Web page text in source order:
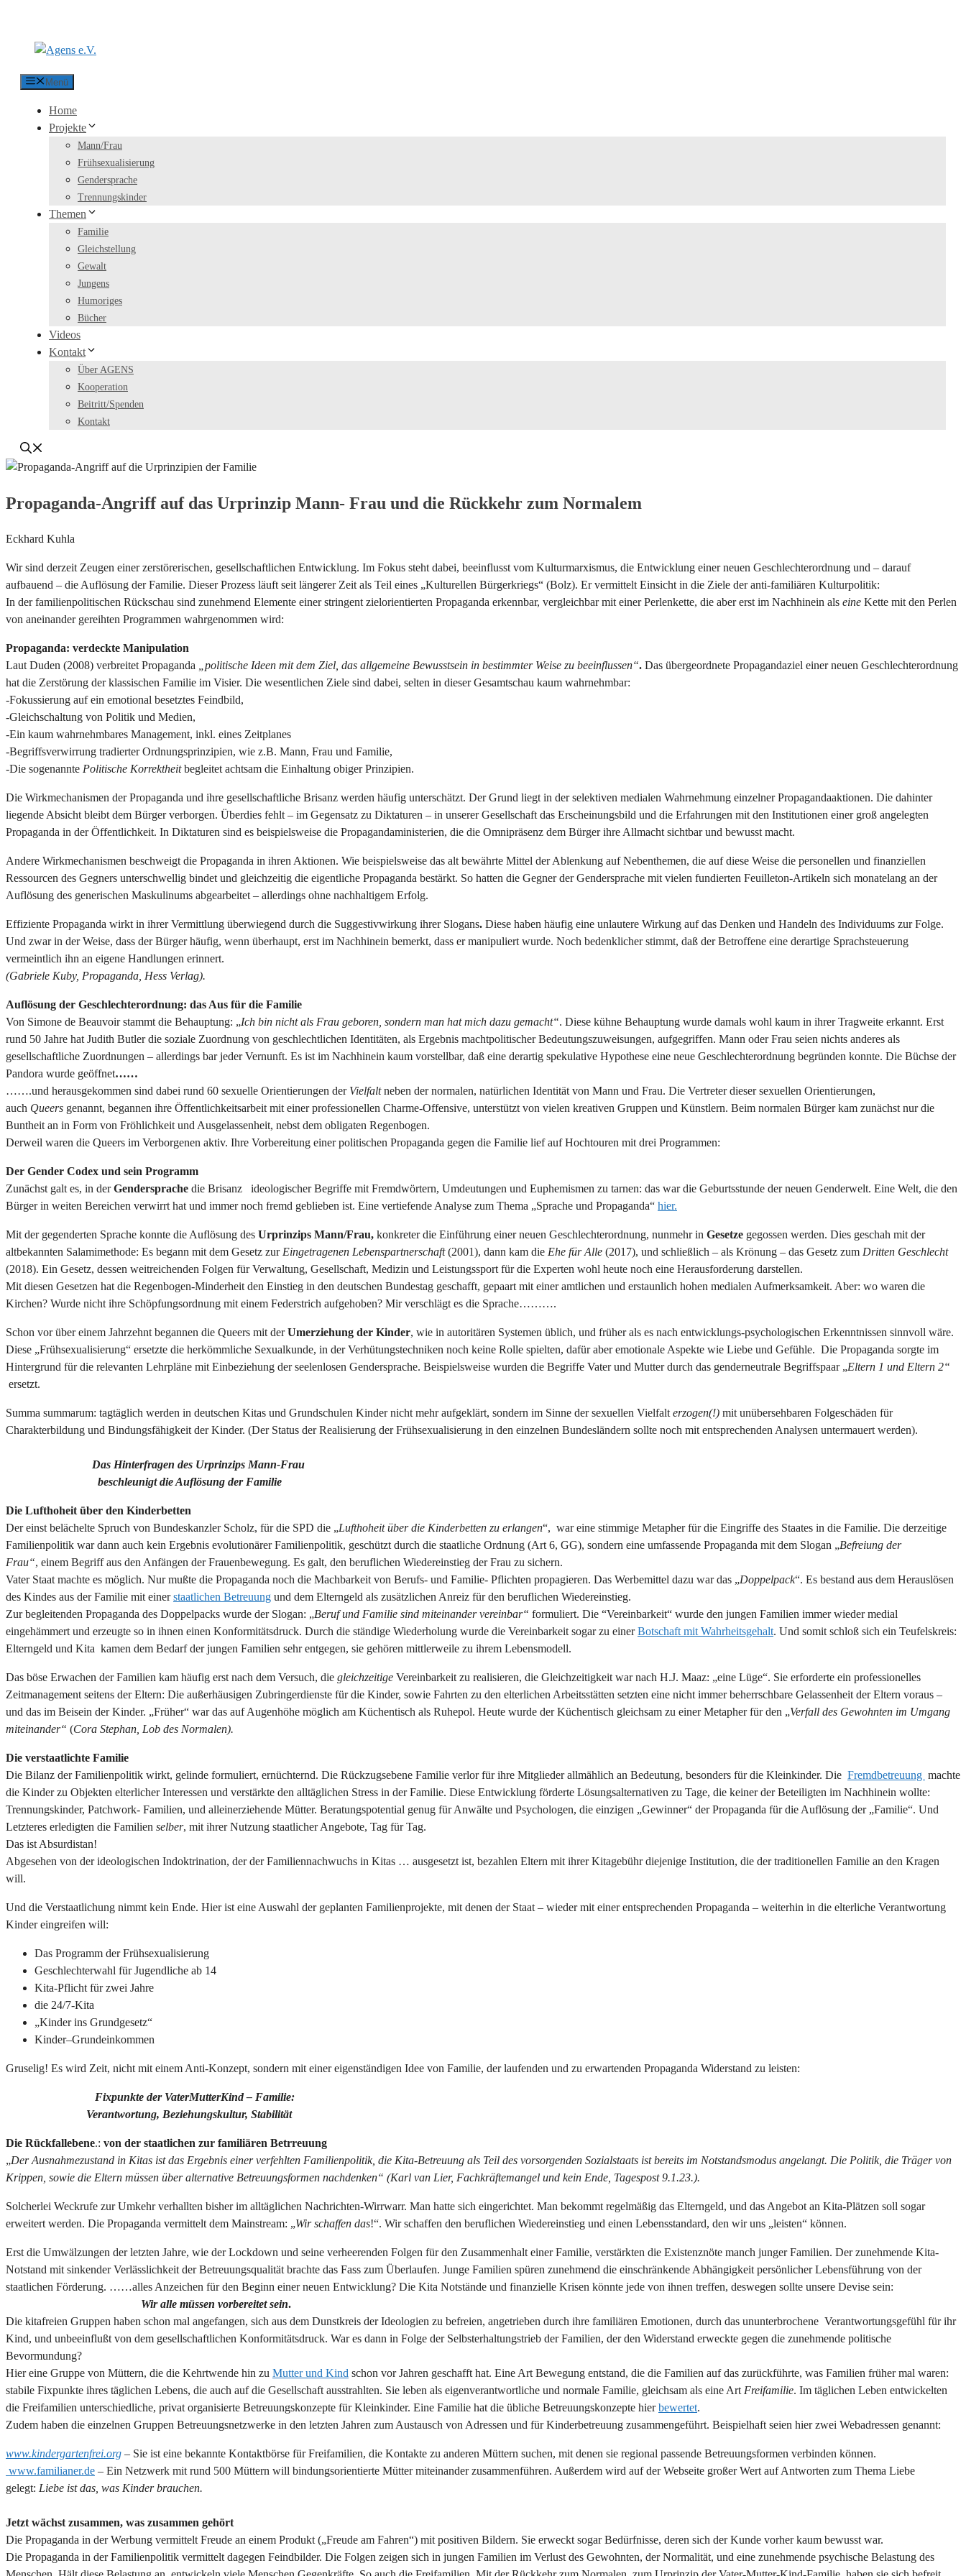
Menü
Home
Projekte
Mann/Frau
Frühsexualisierung
Gendersprache
Trennungskinder
Themen
Familie
Gleichstellung
Gewalt
Jungens
Humoriges
Bücher
Videos
Kontakt
Über AGENS
Kooperation
Beitritt/Spenden
Kontakt
Propaganda-Angriff auf das Urprinzip Mann- Frau und die Rückkehr zum Normalem
Eckhard Kuhla
Wir sind derzeit Zeugen einer zerstörerischen, gesellschaftlichen Entwicklung. Im Fokus steht dabei, beeinflusst vom Kulturmarxismus, die Entwicklung einer neuen Geschlechterordnung und – darauf
aufbauend – die Auflösung der Familie. Dieser Prozess läuft seit längerer Zeit als Teil eines „Kulturellen Bürgerkriegs“ (Bolz). Er vermittelt Einsicht in die Ziele der anti-familiären Kulturpolitik:
In der familienpolitischen Rückschau sind zunehmend Elemente einer stringent zielorientierten Propaganda erkennbar, vergleichbar mit einer Perlenkette, die aber erst im Nachhinein als eine Kette mit den Perlen
von aneinander gereihten Programmen wahrgenommen wird:
Propaganda: verdeckte Manipulation
Laut Duden (2008) verbreitet Propaganda
„politische Ideen mit dem Ziel, das allgemeine Bewusstsein in bestimmter Weise zu beeinflussen“. Das übergeordnete Propagandaziel einer neuen Geschlechterordnung
hat die Zerstörung der klassischen Familie im Visier. Die wesentlichen Ziele sind dabei, selten in dieser Gesamtschau kaum wahrnehmbar:
-Fokussierung auf ein emotional besetztes Feindbild,
-Gleichschaltung von Politik und Medien,
-Ein kaum wahrnehmbares Management, inkl. eines Zeitplanes
-Begriffsverwirrung tradierter Ordnungsprinzipien, wie z.B. Mann, Frau und Familie,
-Die sogenannte Politische Korrektheitbegleitet achtsam die Einhaltung obiger Prinzipien.
Die Wirkmechanismen der Propaganda und ihre gesellschaftliche Brisanz werden häufig unterschätzt. Der Grund liegt in der selektiven medialen Wahrnehmung einzelner Propagandaaktionen. Die dahinter
liegende Absicht bleibt dem Bürger verborgen. Überdies fehlt – im Gegensatz zu Diktaturen – in unserer Gesellschaft das Erscheinungsbild und die Erfahrungen mit den Institutionen einer groß angelegten
Propaganda in der Öffentlichkeit. In Diktaturen sind es beispielsweise die Propagandaministerien, die die Omnipräsenz dem Bürger ihre Allmacht sichtbar und bewusst macht.
Andere Wirkmechanismen beschweigt die Propaganda in ihren Aktionen. Wie beispielsweise das alt bewährte Mittel der Ablenkung auf Nebenthemen, die auf diese Weise die personellen und finanziellen
Ressourcen des Gegners unterschwellig bindet und gleichzeitig die eigentliche Propaganda bestärkt. So hatten die Gegner der Gendersprache mit vielen fundierten Feuilleton-Artikeln sich monatelang an der
Auflösung des generischen Maskulinums abgearbeitet – allerdings ohne nachhaltigem Erfolg.
Effiziente Propaganda wirkt in ihrer Vermittlung überwiegend durch die Suggestivwirkung ihrer Slogans. Diese haben häufig eine unlautere Wirkung auf das Denken und Handeln des Individuums zur Folge.
Und zwar in der Weise, dass der Bürger häufig, wenn überhaupt, erst im Nachhinein bemerkt, dass er manipuliert wurde. Noch bedenklicher stimmt, daß der Betroffene eine derartige Sprachsteuerung
vermeintlich ihn an eigene Handlungen erinnert.
(Gabriele Kuby, Propaganda, Hess Verlag).
Auflösung der Geschlechterordnung: das Aus für die Familie
Von Simone de Beauvoir stammt die Behauptung: „Ich bin nicht als Frau geboren, sondern man hat mich dazu gemacht“. Diese kühne Behauptung wurde damals wohl kaum in ihrer Tragweite erkannt. Erst
rund 50 Jahre hat Judith Butler die soziale Zuordnung von geschlechtlichen Identitäten, als Ergebnis machtpolitischer Bedeutungszuweisungen, aufgegriffen. Mann oder Frau seien nichts anderes als
gesellschaftliche Zuordnungen – allerdings bar jeder Vernunft. Es ist im Nachhinein kaum vorstellbar, daß eine derartig spekulative Hypothese eine neue Geschlechterordnung begründen konnte. Die Büchse der
Pandora wurde geöffnet……
…….und herausgekommen sind dabei rund 60 sexuelle Orientierungen der Vielfaltneben der normalen, natürlichen Identität von Mann und Frau. Die Vertreter dieser sexuellen Orientierungen,
auch Queers genannt, begannen ihre Öffentlichkeitsarbeit mit einer professionellen Charme-Offensive, unterstützt von vielen kreativen Gruppen und Künstlern. Beim normalen Bürger kam zunächst nur die
Buntheit an in Form von Fröhlichkeit und Ausgelassenheit, nebst dem obligaten Regenbogen.
Derweil waren die Queers im Verborgenen aktiv. Ihre Vorbereitung einer politischen Propaganda gegen die Familie lief auf Hochtouren mit drei Programmen:
Der Gender Codex und sein Programm
Zunächst galt es, in derGendersprache die Brisanz ideologischer Begriffe mit Fremdwörtern, Umdeutungen und Euphemismen zu tarnen: das war die Geburtsstunde der neuen Genderwelt. Eine Welt, die den
Bürger in weiten Bereichen verwirrt hat und immer noch fremd geblieben ist. Eine vertiefende Analyse zum Thema „Sprache und Propaganda“ hier.
Mit der gegenderten Sprache konnte die Auflösung des Urprinzips Mann/Frau, konkreter die Einführung einer neuen Geschlechterordnung, nunmehr in Gesetze gegossen werden. Dies geschah mit der
altbekannten Salamimethode: Es begann mit dem Gesetz zur Eingetragenen Lebenspartnerschaft(2001), dann kam die Ehe für Alle (2017), und schließlich – als Krönung – das Gesetz zum Dritten Geschlecht
(2018). Ein Gesetz, dessen weitreichenden Folgen für Verwaltung, Gesellschaft, Medizin und Leistungssport für die Experten wohl heute noch eine Herausforderung darstellen.
Mit diesen Gesetzen hat die Regenbogen-Minderheit den Einstieg in den deutschen Bundestag geschafft, gepaart mit einer amtlichen und erstaunlich hohen medialen Aufmerksamkeit. Aber: wo waren die
Kirchen? Wurde nicht ihre Schöpfungsordnung mit einem Federstrich aufgehoben? Mir verschlägt es die Sprache……….
Schon vor über einem Jahrzehnt begannen die Queers mit derUmerziehung der Kinder, wie in autoritären Systemen üblich, und früher als es nach entwicklungs-psychologischen Erkenntnissen sinnvoll wäre.
Diese „Frühsexualisierung“ ersetzte die herkömmliche Sexualkunde, in der Verhütungstechniken noch keine Rolle spielten, dafür aber emotionale Aspekte wie Liebe und Gefühle. Die Propaganda sorgte im
Hintergrund für die relevanten Lehrpläne mit Einbeziehung der seelenlosen Gendersprache. Beispielsweise wurden die Begriffe Vater und Mutter durch das genderneutrale Begriffspaar „Eltern 1 und Eltern 2“
ersetzt.
Summa summarum: tagtäglich werden in deutschen Kitas und Grundschulen Kinder nicht mehr aufgeklärt, sondern im Sinne der sexuellen Vielfalt erzogen(!) mit unübersehbaren Folgeschäden für
Charakterbildung und Bindungsfähigkeit der Kinder. (Der Status der Realisierung der Frühsexualisierung in den einzelnen Bundesländern sollte noch mit entsprechenden Analysen untermauert werden).
Das Hinterfragen des Urprinzips Mann-Frau
beschleunigt die Auflösung der Familie
Die Lufthoheit über den Kinderbetten
Der einst belächelte Spruch von Bundeskanzler Scholz, für die SPD die „Lufthoheit über die Kinderbetten zu erlangen“, war eine stimmige Metapher für die Eingriffe des Staates in die Familie. Die derzeitige
Familienpolitik war dann auch kein Ergebnis evolutionärer Familienpolitik, geschützt durch die staatliche Ordnung (Art 6, GG), sondern eine umfassende Propaganda mit dem Slogan „Befreiung der
Frau“, einem Begriff aus den Anfängen der Frauenbewegung. Es galt, den beruflichen Wiedereinstieg der Frau zu sichern.
Vater Staat machte es möglich. Nur mußte die Propaganda noch die Machbarkeit von Berufs- und Familie- Pflichten propagieren. Das Werbemittel dazu war das „Doppelpack“. Es bestand aus dem Herauslösen
des Kindes aus der Familie mit einerstaatlichen Betreuung und dem Elterngeld als zusätzlichen Anreiz für den beruflichen Wiedereinstieg.
Zur begleitenden Propaganda des Doppelpacks wurde der Slogan: „Beruf und Familie sind miteinander vereinbar“ formuliert. Die “Vereinbarkeit“ wurde den jungen Familien immer wieder medial
eingehämmert und erzeugte so in ihnen einen Konformitätsdruck. Durch die ständige Wiederholung wurde die Vereinbarkeit sogar zu einerBotschaft mit Wahrheitsgehalt. Und somit schloß sich ein Teufelskreis:
Elterngeld und Kita kamen dem Bedarf der jungen Familien sehr entgegen, sie gehören mittlerweile zu ihrem Lebensmodell.
Das böse Erwachen der Familien kam häufig erst nach dem Versuch, die gleichzeitige Vereinbarkeit zu realisieren, die Gleichzeitigkeit war nach H.J. Maaz: „eine Lüge“. Sie erforderte ein professionelles
Zeitmanagement seitens der Eltern: Die außerhäusigen Zubringerdienste für die Kinder, sowie Fahrten zu den elterlichen Arbeitsstätten setzten eine nicht immer beherrschbare Gelassenheit der Eltern voraus –
und das im Beisein der Kinder. „Früher“ war das auf Augenhöhe möglich am Küchentisch als Ruhepol. Heute wurde der Küchentisch gleichsam zu einer Metapher für den „Verfall des Gewohnten im Umgang
miteinander“ (Cora Stephan, Lob des Normalen).
Die verstaatlichte Familie
Die Bilanz der Familienpolitik wirkt, gelinde formuliert, ernüchternd. Die Rückzugsebene Familie verlor für ihre Mitglieder allmählich an Bedeutung, besonders für die Kleinkinder. Die Fremdbetreuung machte
die Kinder zu Objekten elterlicher Interessen und verstärkte den alltäglichen Stress in der Familie. Diese Entwicklung förderte Lösungsalternativen zu Tage, die keiner der Beteiligten im Nachhinein wollte:
Trennungskinder, Patchwork- Familien, und alleinerziehende Mütter. Beratungspotential genug für Anwälte und Psychologen, die einzigen „Gewinner“ der Propaganda für die Auflösung der „Familie“. Und
Letzteres erledigten die Familien selber, mit ihrer Nutzung staatlicher Angebote, Tag für Tag.
Das ist Absurdistan!
Abgesehen von der ideologischen Indoktrination, der der Familiennachwuchs in Kitas … ausgesetzt ist, bezahlen Eltern mit ihrer Kitagebühr diejenige Institution, die der traditionellen Familie an den Kragen
will.
Und die Verstaatlichung nimmt kein Ende. Hier ist eine Auswahl der geplanten Familienprojekte, mit denen der Staat – wieder mit einer entsprechenden Propaganda – weiterhin in die elterliche Verantwortung
Kinder eingreifen will:
Das Programm der Frühsexualisierung
Geschlechterwahl für Jugendliche ab 14
Kita-Pflicht für zwei Jahre
die 24/7-Kita
„Kinder ins Grundgesetz“
Kinder–Grundeinkommen
Gruselig! Es wird Zeit, nicht mit einem Anti-Konzept, sondern mit einer eigenständigen Idee von Familie, der laufenden und zu erwartenden Propaganda Widerstand zu leisten:
Fixpunkte der VaterMutterKind – Familie:
Verantwortung, Beziehungskultur, Stabilität
Die Rückfallebene.: von der staatlichen zur familiären Betrreuung
„Der Ausnahmezustand in Kitas ist das Ergebnis einer verfehlten Familienpolitik, die Kita-Betreuung als Teil des vorsorgenden Sozialstaats ist bereits im Notstandsmodus angelangt. Die Politik, die Träger von
Krippen, sowie die Eltern müssen über alternative Betreuungsformen nachdenken“ (Karl van Lier, Fachkräftemangel und kein Ende, Tagespost 9.1.23.).
Solcherlei Weckrufe zur Umkehr verhallten bisher im alltäglichen Nachrichten-Wirrwarr. Man hatte sich eingerichtet. Man bekommt regelmäßig das Elterngeld, und das Angebot an Kita-Plätzen soll sogar
erweitert werden. Die Propaganda vermittelt dem Mainstream: „Wir schaffen das!“. Wir schaffen den beruflichen Wiedereinstieg und einen Lebensstandard, den wir uns „leisten“ können.
Erst die Umwälzungen der letzten Jahre, wie der Lockdown und seine verheerenden Folgen für den Zusammenhalt einer Familie, verstärkten die Existenznöte manch junger Familien. Der zunehmende Kita-
Notstand mit sinkender Verlässlichkeit der Betreuungsqualität brachte das Fass zum Überlaufen. Junge Familien spüren zunehmend die einschränkende Abhängigkeit persönlicher Lebensführung von der
staatlichen Förderung. ……alles Anzeichen für den Beginn einer neuen Entwicklung? Die Kita Notstände und finanzielle Krisen könnte jede von ihnen treffen, deswegen sollte unsere Devise sein:
Wir alle müssen vorbereitet sein.
Die kitafreien Gruppen haben schon mal angefangen, sich aus dem Dunstkreis der Ideologien zu befreien, angetrieben durch ihre familiären Emotionen, durch das ununterbrochene Verantwortungsgefühl für ihr
Kind, und unbeeinflußt von dem gesellschaftlichen Konformitätsdruck. War es dann in Folge der Selbsterhaltungstrieb der Familien, der den Widerstand erweckte gegen die zunehmende politische
Bevormundung?
Hier eine Gruppe von Müttern, die die Kehrtwende hin zu Mutter und Kind schon vor Jahren geschafft hat. Eine Art Bewegung entstand, die die Familien auf das zurückführte, was Familien früher mal waren:
stabile Fixpunkte ihres täglichen Lebens, die auch auf die Gesellschaft ausstrahlten. Sie leben als eigenverantwortliche und normale Familie, gleichsam als eine Art Freifamilie. Im täglichen Leben entwickelten
die Freifamilien unterschiedliche, privat organisierte Betreuungskonzepte für Kleinkinder. Eine Familie hat die übliche Betreuungskonzepte hierbewertet.
Zudem haben die einzelnen Gruppen Betreuungsnetzwerke in den letzten Jahren zum Austausch von Adressen und für Kinderbetreuung zusammengeführt. Beispielhaft seien hier zwei Webadressen genannt:
www.kindergartenfrei.org – Sie ist eine bekannte Kontaktbörse für Freifamilien, die Kontakte zu anderen Müttern suchen, mit denen sie regional passende Betreuungsformen verbinden können.
www.familianer.de – Ein Netzwerk mit rund 500 Müttern will bindungsorientierte Mütter miteinander zusammenführen. Außerdem wird auf der Webseite großer Wert auf Antworten zum Thema Liebe
gelegt: Liebe ist das, was Kinder brauchen.
Jetzt wächst zusammen, was zusammen gehört
Die Propaganda in der Werbung vermittelt Freude an einem Produkt („Freude am Fahren“) mit positiven Bildern. Sie erweckt sogar Bedürfnisse, deren sich der Kunde vorher kaum bewusst war.
Die Propaganda in der Familienpolitik vermittelt dagegen Feindbilder. Die Folgen zeigen sich in jungen Familien im Verlust des Gewohnten, der Normalität, und eine zunehmende psychische Belastung des